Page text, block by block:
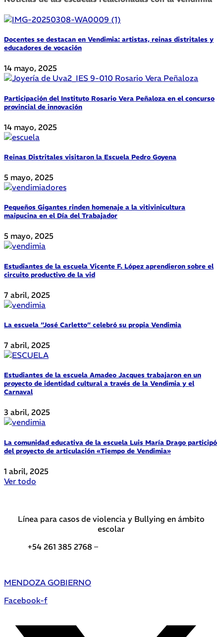
Docentes se destacan en Vendimia: artistas, reinas distritales y
educadores de vocación
14 mayo, 2025
Participación del Instituto Rosario Vera Peñaloza en el concurso
provincial de innovación
14 mayo, 2025
Reinas Distritales visitaron la Escuela Pedro Goyena
5 mayo, 2025
Pequeños Gigantes rinden homenaje a la vitivinicultura
maipucina en el Día del Trabajador
5 mayo, 2025
Estudiantes de la escuela Vicente F. López aprendieron sobre el
circuito productivo de la vid
7 abril, 2025
La escuela “José Carletto” celebró su propia Vendimia
7 abril, 2025
Estudiantes de la escuela Amadeo Jacques trabajaron en un
proyecto de identidad cultural a través de la Vendimia y el
Carnaval
3 abril, 2025
La comunidad educativa de la escuela Luis María Drago participó
del proyecto de articulación «Tiempo de Vendimia»
1 abril, 2025
Ver todo
Línea para casos de violencia y Bullying en ámbito
escolar
+54 261 385 2768 –
MENDOZA GOBIERNO
Facebook-f